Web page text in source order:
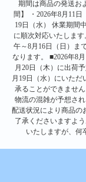
期間は商品の発送お
間】 ・2026年8月11日
19日（水） 休業期間
に順次対応いたしま
午～8月16日（日）ま
なります。 ■2026年8
月20日（木）に出荷
月19日（水）にいた
承ることができませ
物流の混雑が予想さ
配送状況により商品の
了承くださいますよ
いたしますが、何